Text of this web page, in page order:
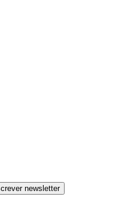
newsletter